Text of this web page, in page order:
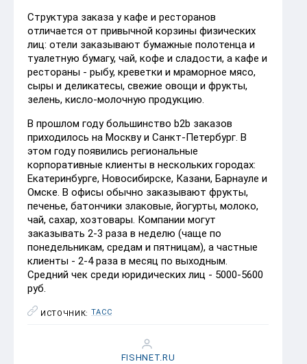
Структура заказа у кафе и ресторанов
отличается от привычной корзины физических
лиц: отели заказывают бумажные полотенца и
туалетную бумагу, чай, кофе и сладости, а кафе и
рестораны - рыбу, креветки и мраморное мясо,
сыры и деликатесы, свежие овощи и фрукты,
зелень, кисло-молочную продукцию.
В прошлом году большинство b2b заказов
приходилось на Москву и Санкт-Петербург. В
этом году появились региональные
корпоративные клиенты в нескольких городах:
Екатеринбурге, Новосибирске, Казани, Барнауле и
Омске. В офисы обычно заказывают фрукты,
печенье, батончики злаковые, йогурты, молоко,
чай, сахар, хозтовары. Компании могут
заказывать 2-3 раза в неделю (чаще по
понедельникам, средам и пятницам), а частные
клиенты - 2-4 раза в месяц по выходным.
Средний чек среди юридических лиц - 5000-5600
руб.
ИСТОЧНИК: ТАСС
FISHNET.RU